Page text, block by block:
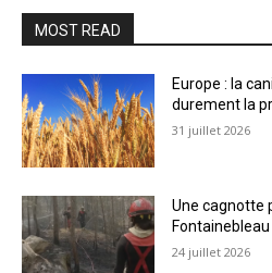
MOST READ
Europe : la
durement la
31 juillet 2026
Une cagnotte
24 juillet 2026